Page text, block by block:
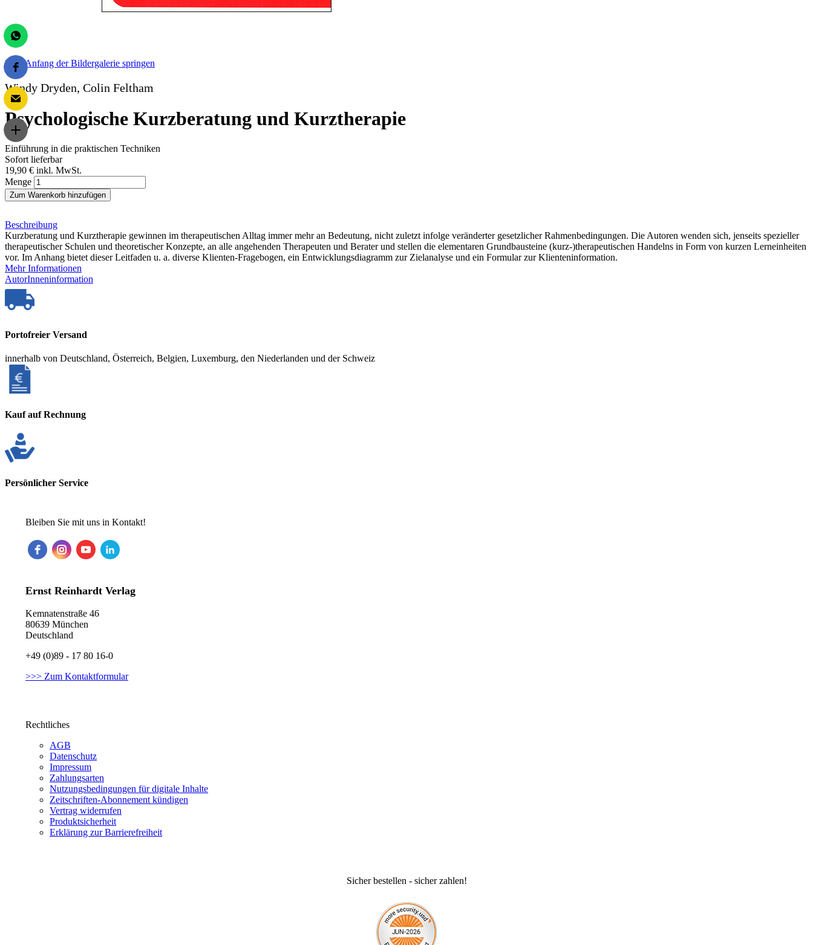
Zum Anfang der Bildergalerie springen
Windy Dryden, Colin Feltham
Psychologische Kurzberatung und Kurztherapie
Einführung in die praktischen Techniken
Sofort lieferbar
19,90 € inkl. MwSt.
Menge
Zum Warenkorb hinzufügen
Beschreibung
Kurzberatung und Kurztherapie gewinnen im therapeutischen Alltag immer mehr an Bedeutung, nicht zuletzt infolge veränderter gesetzlicher Rahmenbedingungen. Die Autoren wenden sich, jenseits spezieller
therapeutischer Schulen und theoretischer Konzepte, an alle angehenden Therapeuten und Berater und stellen die elementaren Grundbausteine (kurz-)therapeutischen Handelns in Form von kurzen Lerneinheiten
vor. Im Anhang bietet dieser Leitfaden u. a. diverse Klienten-Fragebogen, ein Entwicklungsdiagramm zur Zielanalyse und ein Formular zur Klienteninformation.
Mehr Informationen
AutorInneninformation
Portofreier Versand
innerhalb von Deutschland, Österreich, Belgien, Luxemburg, den Niederlanden und der Schweiz
Kauf auf Rechnung
Persönlicher Service
Bleiben Sie mit uns in Kontakt!
Ernst Reinhardt Verlag
Kemnatenstraße 46
80639 München
Deutschland
+49 (0)89 - 17 80 16-0
>>> Zum Kontaktformular
Rechtliches
AGB
Datenschutz
Impressum
Zahlungsarten
Nutzungsbedingungen für digitale Inhalte
Zeitschriften-Abonnement kündigen
Vertrag widerrufen
Produktsicherheit
Erklärung zur Barrierefreiheit
Sicher bestellen - sicher zahlen!